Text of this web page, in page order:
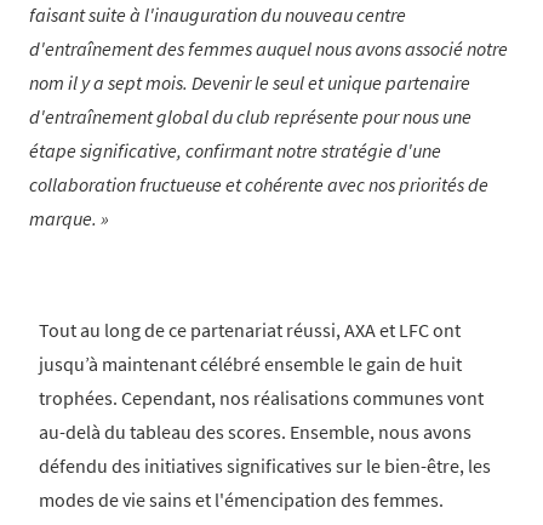
faisant suite à l'inauguration du nouveau centre
d'entraînement des femmes auquel nous avons associé notre
nom il y a sept mois. Devenir le seul et unique partenaire
d'entraînement global du club représente pour nous une
étape significative, confirmant notre stratégie d'une
collaboration fructueuse et cohérente avec nos priorités de
marque.
Tout au long de ce partenariat réussi, AXA et LFC ont
jusqu’à maintenant célébré ensemble le gain de huit
trophées. Cependant, nos réalisations communes vont
au-delà du tableau des scores. Ensemble, nous avons
défendu des initiatives significatives sur le bien-être, les
modes de vie sains et l'émencipation des femmes.